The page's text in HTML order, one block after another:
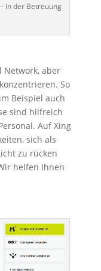
in der Betreuung
Network, aber
So
Beispiel auch
sind hilfreich
Auf Xing
sich als
zu rücken
helfen Ihnen